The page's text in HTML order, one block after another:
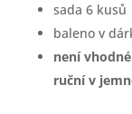
sada 6 kusů
baleno v
není
ruční v